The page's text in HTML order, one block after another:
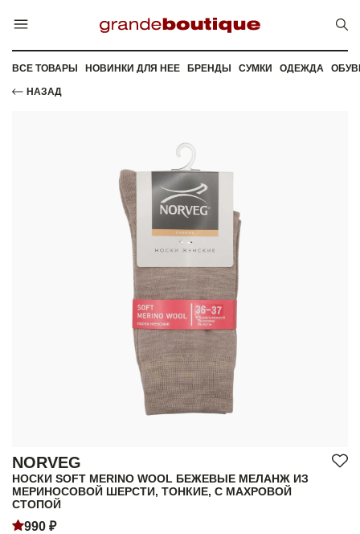
ВСЕ ТОВАРЫ НОВИНКИ ДЛЯ НЕЕ БРЕНДЫ СУМКИ ОДЕЖДА
НАЗАД
NORVEG
НОСКИ SOFT MERINO WOOL БЕЖЕВЫЕ МЕЛАНЖ ИЗ
МЕРИНОСОВОЙ ШЕРСТИ, ТОНКИЕ, С МАХРОВОЙ
СТОПОЙ
990 ₽